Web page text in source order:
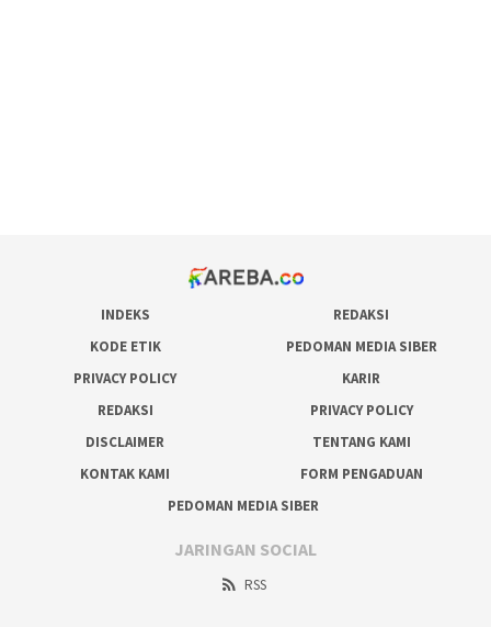
INDEKS
REDAKSI
KODE ETIK
PEDOMAN MEDIA SIBER
PRIVACY POLICY
KARIR
REDAKSI
PRIVACY POLICY
DISCLAIMER
TENTANG KAMI
KONTAK KAMI
FORM PENGADUAN
PEDOMAN MEDIA SIBER
JARINGAN SOCIAL
RSS